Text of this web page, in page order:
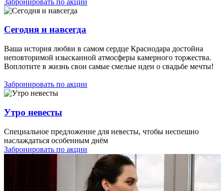
Сегодня и навсегда
Ваша история любви в самом сердце Краснодара достойна
неповторимой изысканной атмосферы камерного торжества.
Воплотите в жизнь свои самые смелые идеи о свадьбе мечты!
Забронировать по акции
Утро невесты
Специальное предложение для невесты, чтобы неспешно
наслаждаться особенным днём
Забронировать по акции